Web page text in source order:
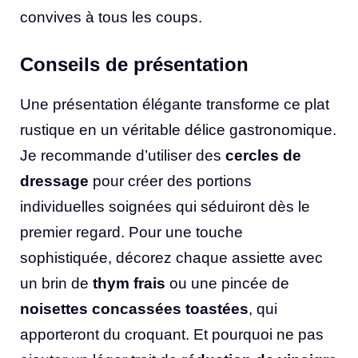
convives à tous les coups.
Conseils de présentation
Une présentation élégante transforme ce plat
rustique en un véritable délice gastronomique.
Je recommande d’utiliser des cercles de
dressage pour créer des portions
individuelles soignées qui séduiront dès le
premier regard. Pour une touche
sophistiquée, décorez chaque assiette avec
un brin de thym frais ou une pincée de
noisettes concassées toastées, qui
apporteront du croquant. Et pourquoi ne pas